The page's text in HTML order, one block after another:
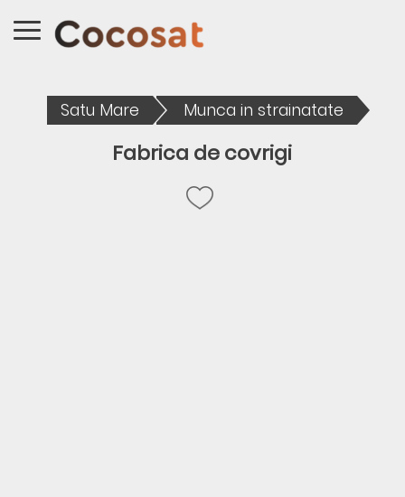
Satu Mare Munca in strainatate
Fabrica de covrigi